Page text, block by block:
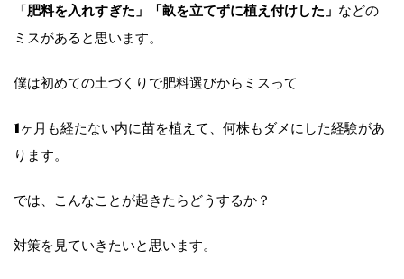
「肥料を入れすぎた」「畝を立てずに植え付けした」 などの
ミスがあると思います。
僕は初めての土づくりで肥料選びからミスって
1ヶ月も経たない内に苗を植えて、何株もダメにした経験があ
ります。
では、こんなことが起きたらどうするか？
対策を見ていきたいと思います。